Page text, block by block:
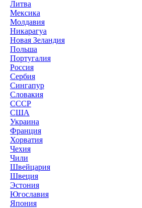
Литва
Мексика
Молдавия
Никарагуа
Новая Зеландия
Польша
Португалия
Россия
Сербия
Сингапур
Словакия
СССР
США
Украина
Франция
Хорватия
Чехия
Чили
Швейцария
Швеция
Эстония
Югославия
Япония